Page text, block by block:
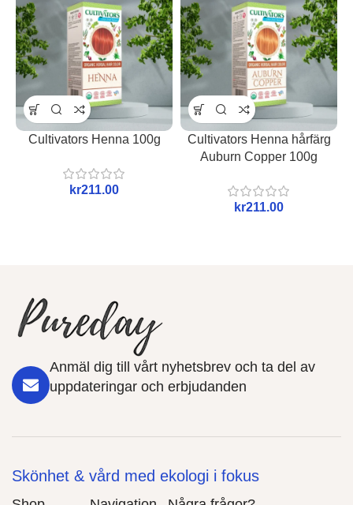
Cultivators Henna 100g
kr
Cultivators Henna hårfärg
Auburn Copper 100g
kr
Anmäl dig till vårt nyhetsbrev och ta del av
uppdateringar och erbjudanden
Skönhet & vård med ekologi i fokus